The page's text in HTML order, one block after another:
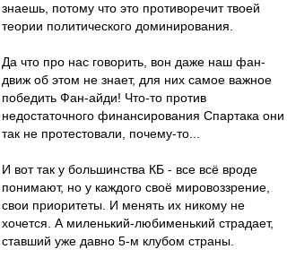
знаешь, потому что это противоречит твоей
теории политического доминирования.
Да что про нас говорить, вон даже наш фан-
движ об этом не знает, для них самое важное
победить Фан-айди! Что-то против
недостаточного финансирования Спартака они
так не протестовали, почему-то...
И вот так у большинства КБ - все всё вроде
понимают, но у каждого своё мировоззрение,
свои приоритеты. И менять их никому не
хочется. А миленький-любименький страдает,
ставший уже давно 5-м клубом страны.